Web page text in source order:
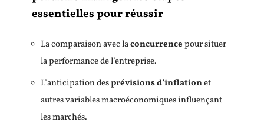
essentielles pour réussir
La comparaison avec laconcurrencepour situer
la performance de l’entreprise.
L’anticipation desprévisions d’inflationet
autres variables macroéconomiques influençant
les marchés.